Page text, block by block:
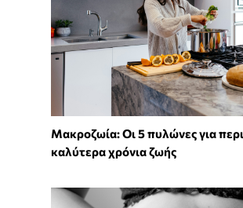
Mακροζωία: Οι 5 πυλώνες για
καλύτερα χρόνια ζωής